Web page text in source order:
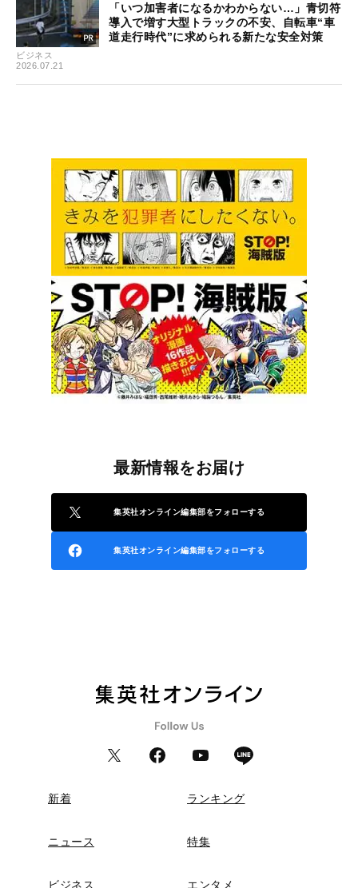
ビジネス
2026.07.21
「いつ加害者になるかわからない…」青切符
導入で増す大型トラックの不安、自転車“車
道走行時代”に求められる新たな安全対策
最新情報をお届け
集英社オンライン編集部をフォローする
集英社オンライン編集部をフォローする
新着 ランキング
ニュース 特集
ビジネス エンタメ